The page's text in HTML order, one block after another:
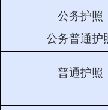
公务护照
公务普通护
普通护照